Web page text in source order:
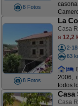
8 Fotos
8 Fotos
La
Casa
a 12,2
2-
63
2006,
todos
Casa
Casa